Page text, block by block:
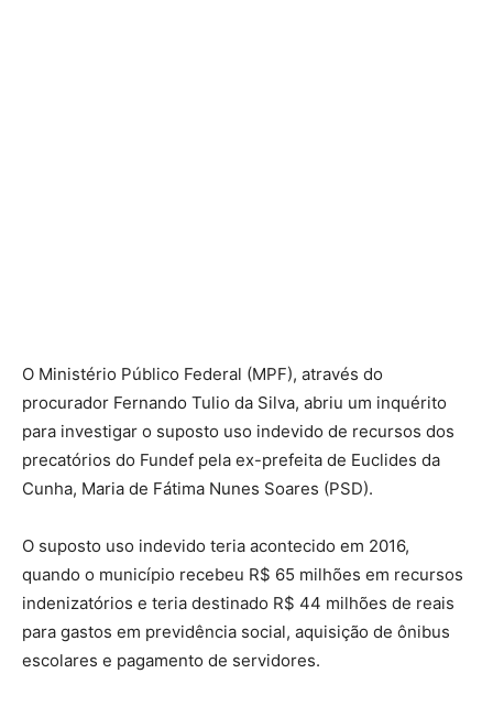
O Ministério Público Federal (MPF), através do
procurador Fernando Tulio da Silva, abriu um inquérito
para investigar o suposto uso indevido de recursos dos
precatórios do Fundef pela ex-prefeita de Euclides da
Cunha, Maria de Fátima Nunes Soares (PSD).
O suposto uso indevido teria acontecido em 2016,
quando o município recebeu R$ 65 milhões em recursos
indenizatórios e teria destinado R$ 44 milhões de reais
para gastos em previdência social, aquisição de ônibus
escolares e pagamento de servidores.